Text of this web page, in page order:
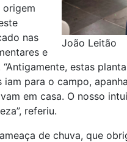
João Leitão
origem
nas
e
“Antigamente, estas
iam para o campo,
em casa. O nosso
referiu.
de chuva, que